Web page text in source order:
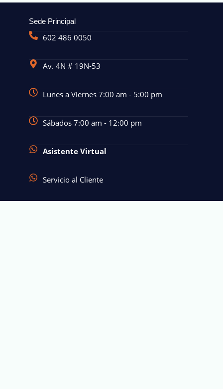
Sede Principal
602 486 0050
Av. 4N # 19N-53
Lunes a Viernes 7:00 am - 5:00 pm
Sábados 7:00 am - 12:00 pm
Asistente Virtual
Servicio al Cliente